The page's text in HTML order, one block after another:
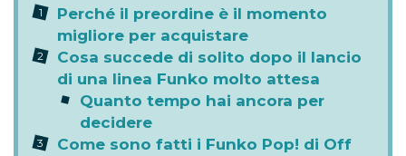
Perché il preordine è il momento
migliore per acquistare
Cosa succede di solito dopo il lancio
di una linea Funko molto attesa
Quanto tempo hai ancora per
decidere
Come sono fatti i Funko Pop! di Off